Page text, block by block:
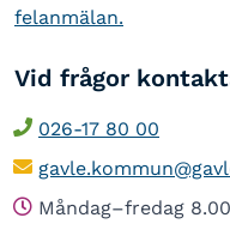
felanmälan.
Vid frågor
026-17 80 00
Måndag–fredag